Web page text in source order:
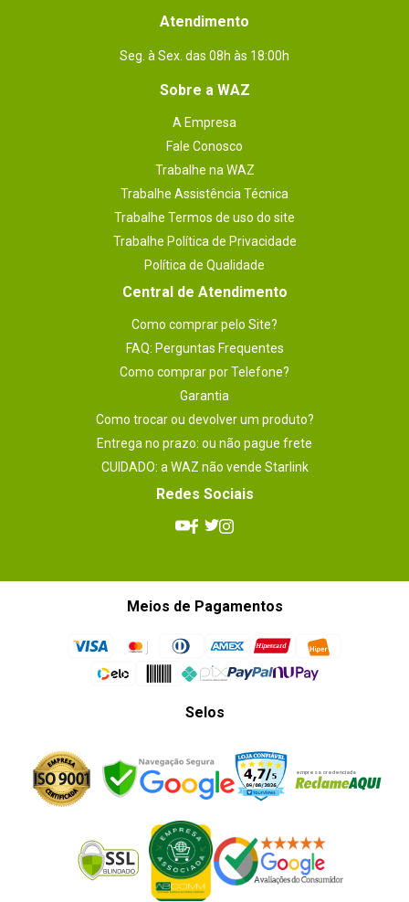
Atendimento
Seg. à Sex. das 08h às 18:00h
Sobre a WAZ
A Empresa
Fale Conosco
Trabalhe na WAZ
Trabalhe Assistência Técnica
Trabalhe Termos de uso do site
Trabalhe Política de Privacidade
Política de Qualidade
Central de Atendimento
Como comprar pelo Site?
FAQ: Perguntas Frequentes
Como comprar por Telefone?
Garantia
Como trocar ou devolver um produto?
Entrega no prazo: ou não pague frete
CUIDADO: a WAZ não vende Starlink
Redes Sociais
Meios de Pagamentos
Selos